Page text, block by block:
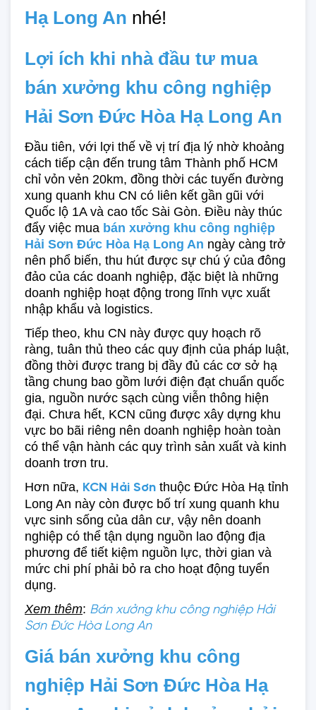
Hạ Long An nhé!
Lợi ích khi nhà đầu tư mua
bán xưởng khu công nghiệp
Hải Sơn Đức Hòa Hạ Long An
Đầu tiên, với lợi thế về vị trí địa lý nhờ khoảng
cách tiếp cận đến trung tâm Thành phố HCM
chỉ vỏn vẻn 20km, đồng thời các tuyến đường
xung quanh khu CN có liên kết gần gũi với
Quốc lộ 1A và cao tốc Sài Gòn. Điều này thúc
đẩy việc mua bán xưởng khu công nghiệp
Hải Sơn Đức Hòa Hạ Long An ngày càng trở
nên phổ biến, thu hút được sự chú ý của đông
đảo của các doanh nghiệp, đặc biệt là những
doanh nghiệp hoạt động trong lĩnh vực xuất
nhập khẩu và logistics.
Tiếp theo, khu CN này được quy hoạch rõ
ràng, tuân thủ theo các quy định của pháp luật,
đồng thời được trang bị đầy đủ các cơ sở hạ
tầng chung bao gồm lưới điện đạt chuẩn quốc
gia, nguồn nước sạch cùng viễn thông hiện
đại. Chưa hết, KCN cũng được xây dựng khu
vực bo bãi riêng nên doanh nghiệp hoàn toàn
có thể vận hành các quy trình sản xuất và kinh
doanh trơn tru.
Hơn nữa, KCN Hải Sơn thuộc Đức Hòa Hạ tỉnh
Long An này còn được bố trí xung quanh khu
vực sinh sống của dân cư, vậy nên doanh
nghiệp có thể tận dụng nguồn lao động địa
phương để tiết kiệm nguồn lực, thời gian và
mức chi phí phải bỏ ra cho hoạt động tuyển
dụng.
Xem thêm: Bán xưởng khu công nghiệp Hải
Sơn Đức Hòa Long An
Giá bán xưởng khu công
nghiệp Hải Sơn Đức Hòa Hạ